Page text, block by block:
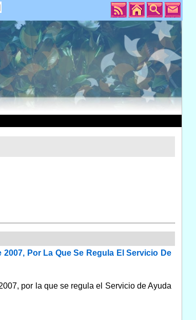
Por La Que Se Regula El Servicio De
por la que se regula el Servicio de Ayuda